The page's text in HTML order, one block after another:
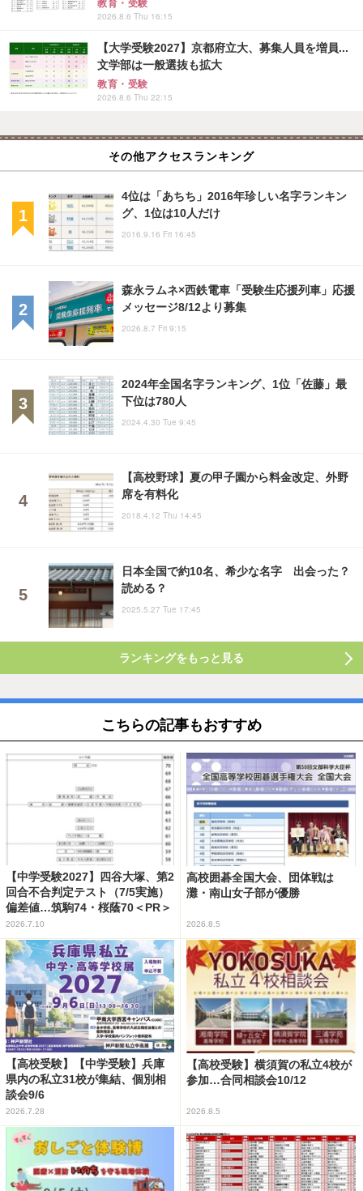
教育・受験
2026.8.6 Thu 16:15
【大学受験2027】京都府立大、募集人員を増員...
文学部は一般選抜も拡大
教育・受験
2026.8.6 Thu 22:15
その他アクセスランキング
4位は「あちち」2016年珍しい名字ランキン
グ、1位は10人だけ
2016.9.16 Fri 16:45
森永ラムネ×西鉄電車「受験生応援列車」応援
メッセージ8/12より募集
2026.8.7 Fri 9:15
2024年全国名字ランキング、1位「佐藤」最
下位は780人
2024.4.30 Tue 9:45
【高校野球】夏の甲子園から料金改定、外野
席を有料化
2018.4.12 Thu 14:45
日本全国で約10名、希少な名字 出会った？
読める？
2025.5.27 Tue 17:45
ランキングをもっと見る
こちらの記事もおすすめ
【中学受験2027】四谷大塚、第2
回合不合判定テスト（7/5実施）
偏差値…筑駒74・桜蔭70＜PR＞
2026.7.10
高校囲碁全国大会、団体戦は
灘・南山女子部が優勝
2026.8.5
【高校受験】【中学受験】兵庫
県内の私立31校が集結、個別相
談会9/6
2026.7.28
【高校受験】横須賀の私立4校が
参加…合同相談会10/12
2026.8.5